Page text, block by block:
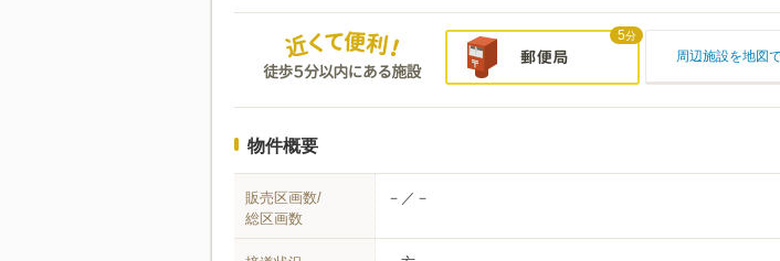
5分
周辺施設を地図
物件概要
販売区画数/
総区画数
－／－